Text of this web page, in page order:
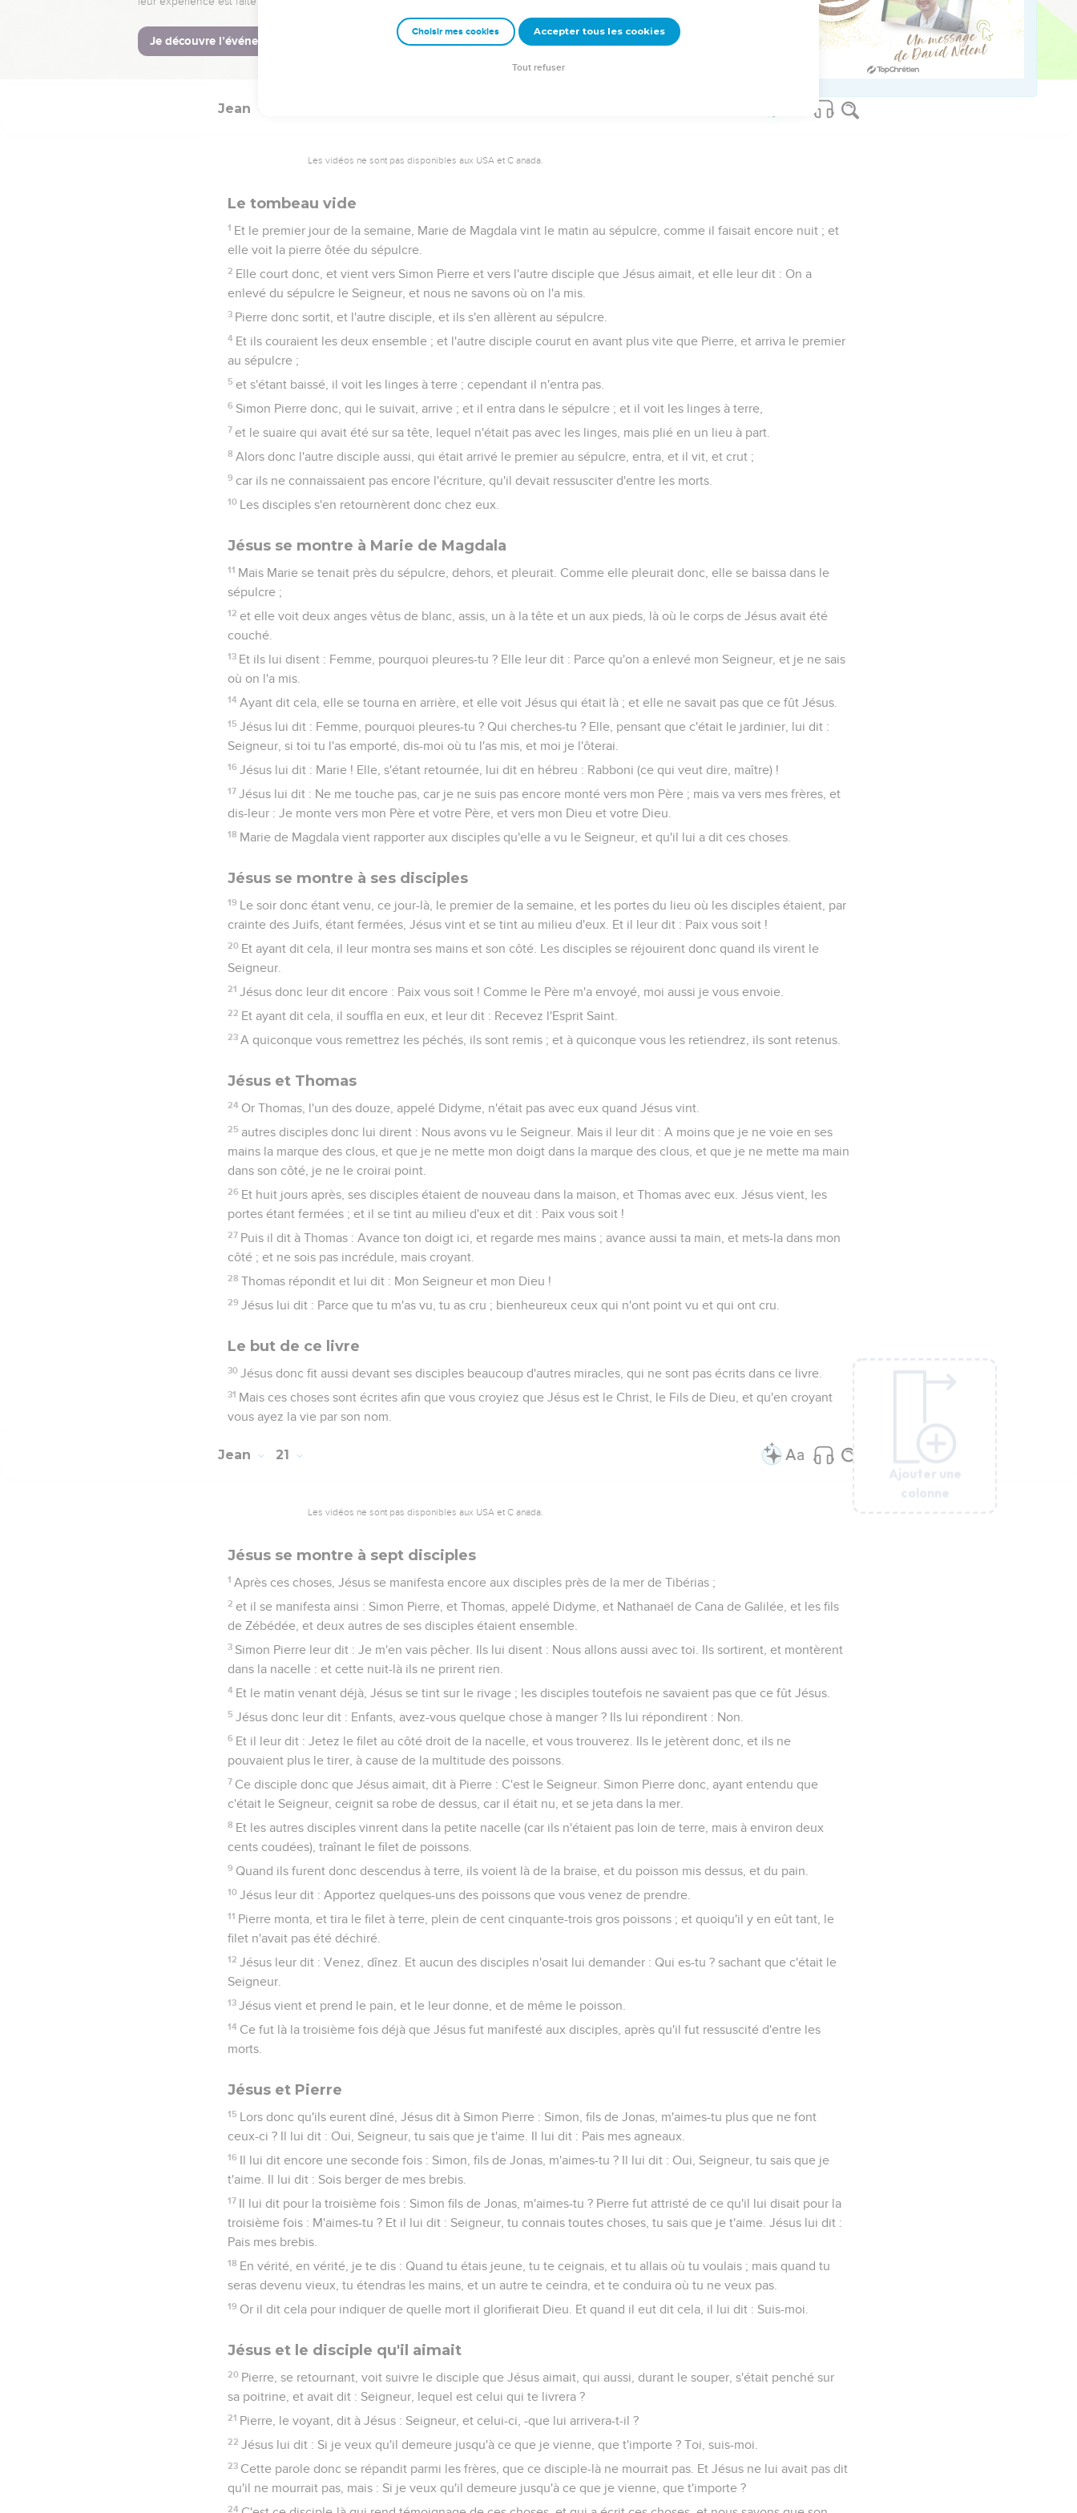
Or il y avait, au lieu où il avait été crucifié, un jardin, et dans le jardin un sépulcre neuf, dans lequel personne
n'avait jamais été mis.
Ils mirent donc Jésus là, à cause de la Préparation des Juifs, parce que le sépulcre était proche.
Ajouter une
colonne
Jean
Les vidéos ne sont pas disponibles aux USA et C anada.
Le tombeau vide
1 Et le premier jour de la semaine, Marie de Magdala vint le matin au sépulcre, comme il faisait encore nuit ; et
elle voit la pierre ôtée du sépulcre.
2 Elle court donc, et vient vers Simon Pierre et vers l'autre disciple que Jésus aimait, et elle leur dit : On a
enlevé du sépulcre le Seigneur, et nous ne savons où on l'a mis.
3 Pierre donc sortit, et l'autre disciple, et ils s'en allèrent au sépulcre.
4 Et ils couraient les deux ensemble ; et l'autre disciple courut en avant plus vite que Pierre, et arriva le premier
au sépulcre ;
5 et s'étant baissé, il voit les linges à terre ; cependant il n'entra pas.
6 Simon Pierre donc, qui le suivait, arrive ; et il entra dans le sépulcre ; et il voit les linges à terre,
7 et le suaire qui avait été sur sa tête, lequel n'était pas avec les linges, mais plié en un lieu à part.
8 Alors donc l'autre disciple aussi, qui était arrivé le premier au sépulcre, entra, et il vit, et crut ;
9 car ils ne connaissaient pas encore l'écriture, qu'il devait ressusciter d'entre les morts.
10 Les disciples s'en retournèrent donc chez eux.
Jésus se montre à Marie de Magdala
11 Mais Marie se tenait près du sépulcre, dehors, et pleurait. Comme elle pleurait donc, elle se baissa dans le
sépulcre ;
12 et elle voit deux anges vêtus de blanc, assis, un à la tête et un aux pieds, là où le corps de Jésus avait été
couché.
13 Et ils lui disent : Femme, pourquoi pleures-tu ? Elle leur dit : Parce qu'on a enlevé mon Seigneur, et je ne sais
où on l'a mis.
14 Ayant dit cela, elle se tourna en arrière, et elle voit Jésus qui était là ; et elle ne savait pas que ce fût Jésus.
15 Jésus lui dit : Femme, pourquoi pleures-tu ? Qui cherches-tu ? Elle, pensant que c'était le jardinier, lui dit :
Seigneur, si toi tu l'as emporté, dis-moi où tu l'as mis, et moi je l'ôterai.
16 Jésus lui dit : Marie ! Elle, s'étant retournée, lui dit en hébreu : Rabboni (ce qui veut dire, maître) !
17 Jésus lui dit : Ne me touche pas, car je ne suis pas encore monté vers mon Père ; mais va vers mes frères, et
dis-leur : Je monte vers mon Père et votre Père, et vers mon Dieu et votre Dieu.
18 Marie de Magdala vient rapporter aux disciples qu'elle a vu le Seigneur, et qu'il lui a dit ces choses.
Jésus se montre à ses disciples
19 Le soir donc étant venu, ce jour-là, le premier de la semaine, et les portes du lieu où les disciples étaient, par
crainte des Juifs, étant fermées, Jésus vint et se tint au milieu d'eux. Et il leur dit : Paix vous soit !
20 Et ayant dit cela, il leur montra ses mains et son côté. Les disciples se réjouirent donc quand ils virent le
Seigneur.
21 Jésus donc leur dit encore : Paix vous soit ! Comme le Père m'a envoyé, moi aussi je vous envoie.
22 Et ayant dit cela, il souffla en eux, et leur dit : Recevez l'Esprit Saint.
23 A quiconque vous remettrez les péchés, ils sont remis ; et à quiconque vous les retiendrez, ils sont retenus.
Jésus et Thomas
24 Or Thomas, l'un des douze, appelé Didyme, n'était pas avec eux quand Jésus vint.
25 autres disciples donc lui dirent : Nous avons vu le Seigneur. Mais il leur dit : A moins que je ne voie en ses
mains la marque des clous, et que je ne mette mon doigt dans la marque des clous, et que je ne mette ma main
dans son côté, je ne le croirai point.
26 Et huit jours après, ses disciples étaient de nouveau dans la maison, et Thomas avec eux. Jésus vient, les
portes étant fermées ; et il se tint au milieu d'eux et dit : Paix vous soit !
27 Puis il dit à Thomas : Avance ton doigt ici, et regarde mes mains ; avance aussi ta main, et mets-la dans mon
côté ; et ne sois pas incrédule, mais croyant.
28 Thomas répondit et lui dit : Mon Seigneur et mon Dieu !
29 Jésus lui dit : Parce que tu m'as vu, tu as cru ; bienheureux ceux qui n'ont point vu et qui ont cru.
Le but de ce livre
30 Jésus donc fit aussi devant ses disciples beaucoup d'autres miracles, qui ne sont pas écrits dans ce livre.
31 Mais ces choses sont écrites afin que vous croyiez que Jésus est le Christ, le Fils de Dieu, et qu'en croyant
vous ayez la vie par son nom.
Ajouter une
colonne
Jean 21
Les vidéos ne sont pas disponibles aux USA et C anada.
Jésus se montre à sept disciples
1 Après ces choses, Jésus se manifesta encore aux disciples près de la mer de Tibérias ;
2 et il se manifesta ainsi : Simon Pierre, et Thomas, appelé Didyme, et Nathanaël de Cana de Galilée, et les fils
de Zébédée, et deux autres de ses disciples étaient ensemble.
3 Simon Pierre leur dit : Je m'en vais pêcher. Ils lui disent : Nous allons aussi avec toi. Ils sortirent, et montèrent
dans la nacelle : et cette nuit-là ils ne prirent rien.
4 Et le matin venant déjà, Jésus se tint sur le rivage ; les disciples toutefois ne savaient pas que ce fût Jésus.
5 Jésus donc leur dit : Enfants, avez-vous quelque chose à manger ? Ils lui répondirent : Non.
6 Et il leur dit : Jetez le filet au côté droit de la nacelle, et vous trouverez. Ils le jetèrent donc, et ils ne
pouvaient plus le tirer, à cause de la multitude des poissons.
7 Ce disciple donc que Jésus aimait, dit à Pierre : C'est le Seigneur. Simon Pierre donc, ayant entendu que
c'était le Seigneur, ceignit sa robe de dessus, car il était nu, et se jeta dans la mer.
8 Et les autres disciples vinrent dans la petite nacelle (car ils n'étaient pas loin de terre, mais à environ deux
cents coudées), traînant le filet de poissons.
9 Quand ils furent donc descendus à terre, ils voient là de la braise, et du poisson mis dessus, et du pain.
10 Jésus leur dit : Apportez quelques-uns des poissons que vous venez de prendre.
11 Pierre monta, et tira le filet à terre, plein de cent cinquante-trois gros poissons ; et quoiqu'il y en eût tant, le
filet n'avait pas été déchiré.
12 Jésus leur dit : Venez, dînez. Et aucun des disciples n'osait lui demander : Qui es-tu ? sachant que c'était le
Seigneur.
13 Jésus vient et prend le pain, et le leur donne, et de même le poisson.
14 Ce fut là la troisième fois déjà que Jésus fut manifesté aux disciples, après qu'il fut ressuscité d'entre les
morts.
Jésus et Pierre
15 Lors donc qu'ils eurent dîné, Jésus dit à Simon Pierre : Simon, fils de Jonas, m'aimes-tu plus que ne font
ceux-ci ? Il lui dit : Oui, Seigneur, tu sais que je t'aime. Il lui dit : Pais mes agneaux.
16 Il lui dit encore une seconde fois : Simon, fils de Jonas, m'aimes-tu ? Il lui dit : Oui, Seigneur, tu sais que je
t'aime. Il lui dit : Sois berger de mes brebis.
17 Il lui dit pour la troisième fois : Simon fils de Jonas, m'aimes-tu ? Pierre fut attristé de ce qu'il lui disait pour la
troisième fois : M'aimes-tu ? Et il lui dit : Seigneur, tu connais toutes choses, tu sais que je t'aime. Jésus lui dit :
Pais mes brebis.
18 En vérité, en vérité, je te dis : Quand tu étais jeune, tu te ceignais, et tu allais où tu voulais ; mais quand tu
seras devenu vieux, tu étendras les mains, et un autre te ceindra, et te conduira où tu ne veux pas.
19 Or il dit cela pour indiquer de quelle mort il glorifierait Dieu. Et quand il eut dit cela, il lui dit : Suis-moi.
Jésus et le disciple qu'il aimait
20 Pierre, se retournant, voit suivre le disciple que Jésus aimait, qui aussi, durant le souper, s'était penché sur
sa poitrine, et avait dit : Seigneur, lequel est celui qui te livrera ?
21 Pierre, le voyant, dit à Jésus : Seigneur, et celui-ci, -que lui arrivera-t-il ?
22 Jésus lui dit : Si je veux qu'il demeure jusqu'à ce que je vienne, que t'importe ? Toi, suis-moi.
23 Cette parole donc se répandit parmi les frères, que ce disciple-là ne mourrait pas. Et Jésus ne lui avait pas dit
qu'il ne mourrait pas, mais : Si je veux qu'il demeure jusqu'à ce que je vienne, que t'importe ?
24
Ajouter une
colonne
Ajouter une
colonne
Ajouter une
colonne
Choisir mes cookies Accepter tous les cookies
Tout refuser